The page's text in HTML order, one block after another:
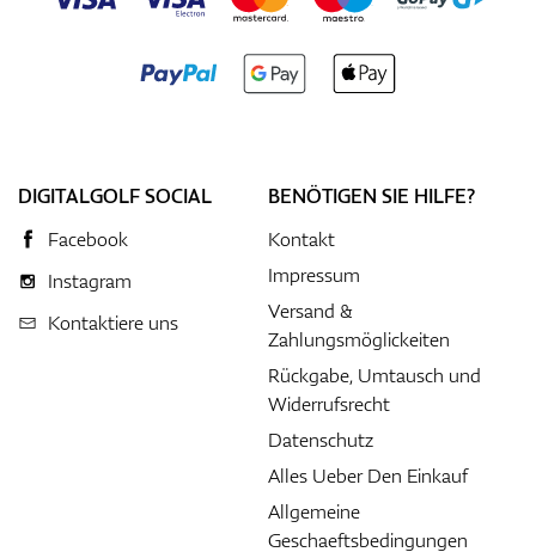
DIGITALGOLF SOCIAL
Facebook
Instagram
Kontaktiere uns
BENÖTIGEN SIE HILFE?
Kontakt
Impressum
Versand &
Zahlungsmöglickeiten
Rückgabe, Umtausch und
Widerrufsrecht
Datenschutz
Alles Ueber Den Einkauf
Allgemeine
Geschaeftsbedingungen